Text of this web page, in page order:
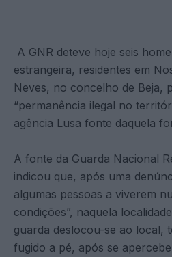
A GNR deteve hoje seis
estrangeira, residentes em
Neves, no concelho de Beja,
“permanência ilegal no
agência Lusa fonte daquela
A fonte da Guarda Nacional
indicou que, após uma
algumas pessoas a viverem
condições”, naquela
guarda deslocou-se ao local,
fugido a pé, após se